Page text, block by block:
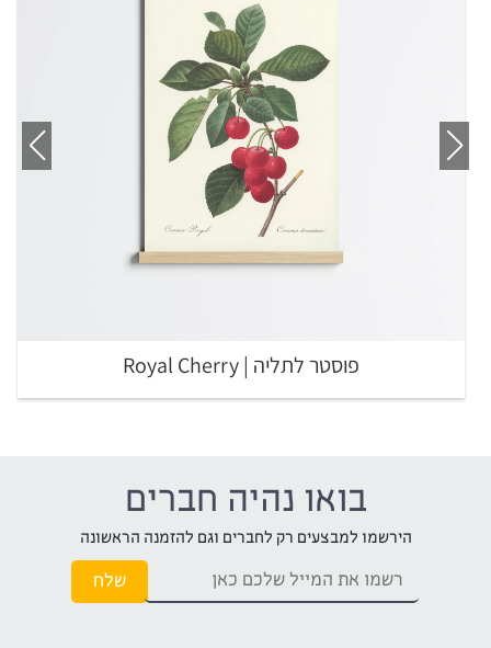
פוסטר לתליה | Royal Cherry
בואו נהיה חברים
הירשמו למבצעים רק לחברים וגם להזמנה הראשונה